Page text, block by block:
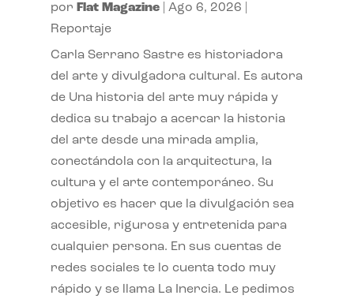
por Flat Magazine| Ago 6, 2026
Reportaje
Carla Serrano Sastre es historiadora
del arte y divulgadora cultural. Es autora
de Una historia del arte muy rápida y
dedica su trabajo a acercar la historia
del arte desde una mirada amplia,
conectándola con la arquitectura, la
cultura y el arte contemporáneo. Su
objetivo es hacer que la divulgación sea
accesible, rigurosa y entretenida para
cualquier persona. En sus cuentas de
redes sociales te lo cuenta todo muy
rápido y se llama La Inercia. Le pedimos